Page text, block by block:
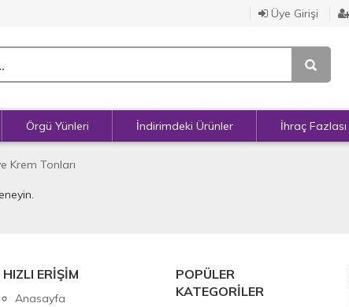
Üye Girişi
Örgü Yünleri İndirimdeki Ürünler İhraç Fazlası
Krem Tonları
HIZLI ERİŞİM
Anasayfa
POPÜLER
KATEGORİLER